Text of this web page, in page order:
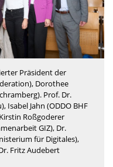
Präsident der
Dorothee
Prof. Dr.
Isabel Jahn (ODDO BHF
Roßgoderer
GIZ), Dr.
für Digitales),
Fritz Audebert